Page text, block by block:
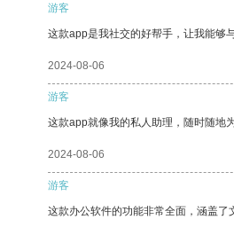
游客
这款app是我社交的好帮手，让我能够
2024-08-06
游客
这款app就像我的私人助理，随时随地
2024-08-06
游客
这款办公软件的功能非常全面，涵盖了